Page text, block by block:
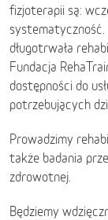
fizjoterapii są:
długotrwała
Fundacja
dostępności do
potrzebujących
Prowadzimy
także badania
zdrowotnej.
Będziemy